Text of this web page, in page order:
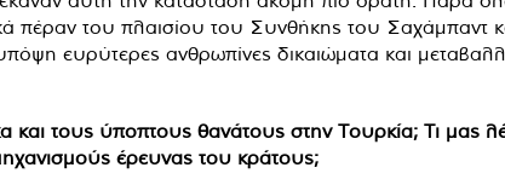
πέραν του πλαισίου του Συνθήκης του Σαχάμπαντ
ευρύτερες ανθρωπίνες δικαιώματα και
τους ύποπτους θανάτους στην Τουρκία; Τι μας
έρευνας του κράτους;